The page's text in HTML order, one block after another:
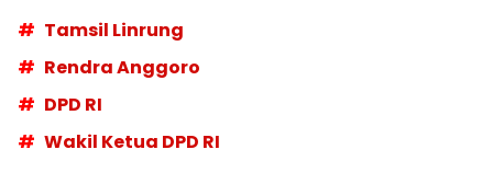
Tamsil Linrung
Rendra Anggoro
DPD RI
Wakil Ketua DPD RI